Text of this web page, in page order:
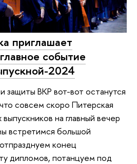
приглашает
событие
2024
защиты ВКР вот-вот останутся
совсем скоро Питерская
на главный вечер
встретимся большой
конец
дипломов, потанцуем под